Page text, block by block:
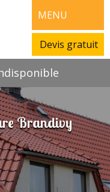
MENU
Devis gratuit
Brandivy